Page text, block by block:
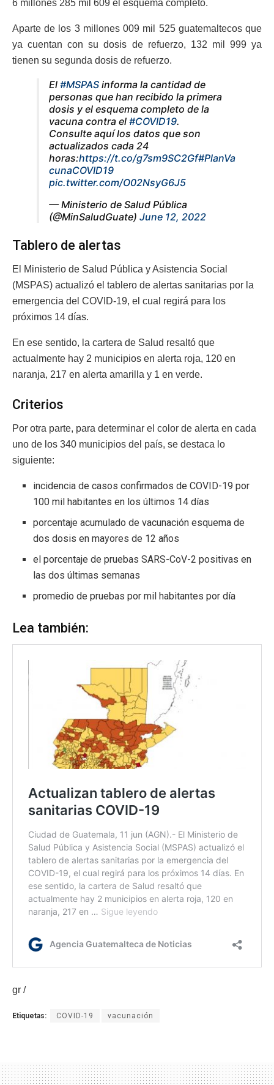
6 millones 285 mil 609 el esquema completo.
Aparte de los 3 millones 009 mil 525 guatemaltecos que
ya cuentan con su dosis de refuerzo, 132 mil 999 ya
tienen su segunda dosis de refuerzo.
El #MSPAS informa la cantidad de
personas que han recibido la primera
dosis y el esquema completo de la
vacuna contra el #COVID19.
Consulte aquí los datos que son
actualizados cada 24
horas:https://t.co/g7sm9SC2Gf#PlanVa
cunaCOVID19
pic.twitter.com/O02NsyG6J5
— Ministerio de Salud Pública
(@MinSaludGuate) June 12, 2022
Tablero de alertas
El Ministerio de Salud Pública y Asistencia Social
(MSPAS) actualizó el tablero de alertas sanitarias por la
emergencia del COVID-19, el cual regirá para los
próximos 14 días.
En ese sentido, la cartera de Salud resaltó que
actualmente hay 2 municipios en alerta roja, 120 en
naranja, 217 en alerta amarilla y 1 en verde.
Criterios
Por otra parte, para determinar el color de alerta en cada
uno de los 340 municipios del país, se destaca lo
siguiente:
incidencia de casos confirmados de COVID-19 por
100 mil habitantes en los últimos 14 días
porcentaje acumulado de vacunación esquema de
dos dosis en mayores de 12 años
el porcentaje de pruebas SARS-CoV-2 positivas en
las dos últimas semanas
promedio de pruebas por mil habitantes por día
Lea también:
gr /
Etiquetas: COVID-19 vacunación